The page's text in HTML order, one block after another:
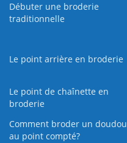
Débuter une broderie
traditionnelle
Le point arrière en broderie
Le point de chaînette en
broderie
Comment broder un doudou
au point compté?